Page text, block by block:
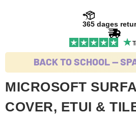
365 dages
BACK TO SCHOOL --
MICROSOFT
COVER, ETUI &